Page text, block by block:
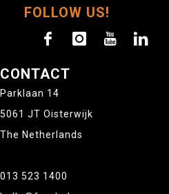
FOLLOW US!
CONTACT
Parklaan 14
5061 JT Oisterwijk
The Netherlands
013 523 1400